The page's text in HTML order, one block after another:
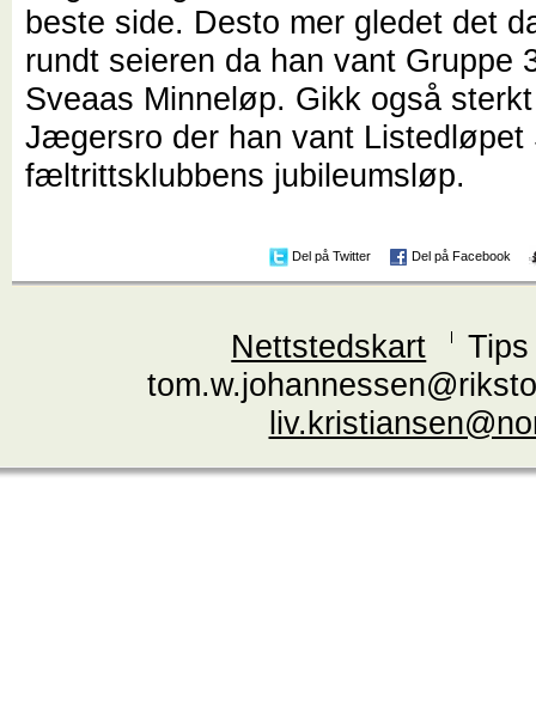
beste side. Desto mer gledet det
rundt seieren da han vant Gruppe
Sveaas Minneløp. Gikk også
Jægersro der han vant Listedløpet
fæltrittsklubbens jubileumsløp.
Del på Twitter Del på Facebook
Nettstedskart